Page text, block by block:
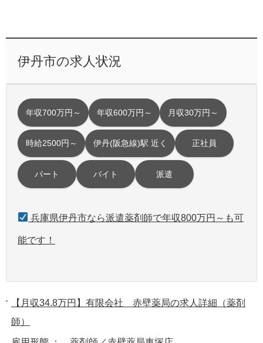
伊丹市の求人状況
年収700万円～ 年収600万円～ 月収30万円～
時給2500円～ 伊丹(阪急線)駅 近く 正社員
パート バイト 派遣
兵庫県伊丹市なら派遣薬剤師で年収800万円～も可
能です！
【月収34.8万円】有限会社 赤壁薬局の求人詳細（薬剤
師）